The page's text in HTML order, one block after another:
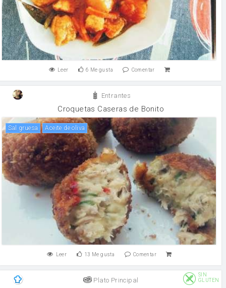
Leer 6 Me gusta Comentar
Entrantes
Croquetas Caseras de Bonito
Sal gruesa aceite de oliva
Leer 13 Me gusta Comentar
Plato Principal
SIN
GLUTEN